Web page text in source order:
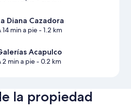
Diana Cazadora
14 min a pie- 1.2 km
Acapulco
2 min a pie- 0.2 km
la propiedad